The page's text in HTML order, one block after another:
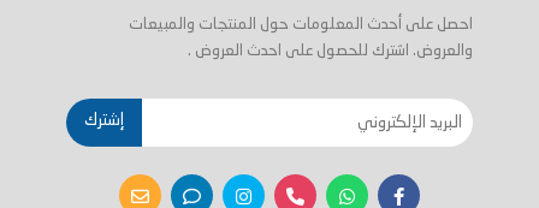
احصل على أحدث المعلومات حول المنتجات والمبيعات
والعروض. اشترك للحصول على احدث العروض .
إشترك